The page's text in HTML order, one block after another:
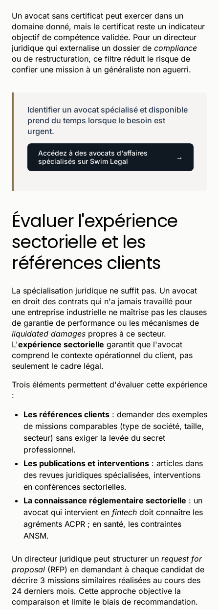
Un avocat sans certificat peut exercer dans un
domaine donné, mais le certificat reste un indicateur
objectif de compétence validée. Pour un directeur
juridique qui externalise un dossier de compliance
ou de restructuration, ce filtre réduit le risque de
confier une mission à un généraliste non aguerri.
Identifier un avocat spécialisé et disponible
prend du temps lorsque le besoin est
urgent.
Accédez à des avocats d'affaires
spécialisés sur Swim Legal
Évaluer l'expérience
sectorielle et les
références clients
La spécialisation juridique ne suffit pas. Un avocat
en droit des contrats qui n'a jamais travaillé pour
une entreprise industrielle ne maîtrise pas les clauses
de garantie de performance ou les mécanismes de
liquidated damages propres à ce secteur.
L'expérience sectorielle garantit que l'avocat
comprend le contexte opérationnel du client, pas
seulement le cadre légal.
Trois éléments permettent d'évaluer cette expérience
:
Les références clients : demander des exemples
de missions comparables (type de société, taille,
secteur) sans exiger la levée du secret
professionnel.
Les publications et interventions : articles dans
des revues juridiques spécialisées, interventions
en conférences sectorielles.
La connaissance réglementaire sectorielle : un
avocat qui intervient en fintech doit connaître les
agréments ACPR ; en santé, les contraintes
ANSM.
Un directeur juridique peut structurer un request for
proposal (RFP) en demandant à chaque candidat de
décrire 3 missions similaires réalisées au cours des
24 derniers mois. Cette approche objective la
comparaison et limite le biais de recommandation.